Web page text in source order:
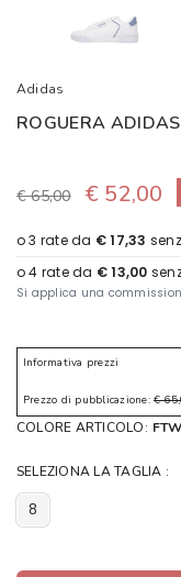
Adidas
ROGUERA
€ 65,00 € 52,00
Informativa prezzi
Prezzo di pubblicazione: €
COLORE ARTICOLO:
SELEZIONA LA TAGLIA :
8